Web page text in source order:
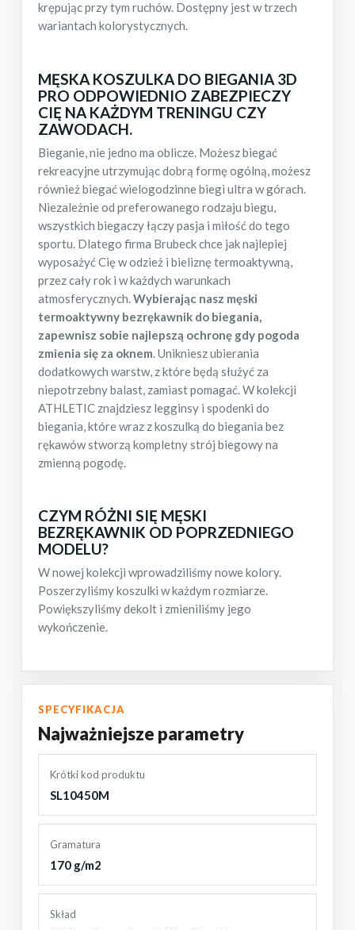
krępując przy tym ruchów. Dostępny jest w trzech
wariantach kolorystycznych.
MĘSKA KOSZULKA DO BIEGANIA3D
PRO ODPOWIEDNIO ZABEZPIECZY
CIĘ NA KAŻDYM TRENINGU CZY
ZAWODACH.
Bieganie, nie jedno ma oblicze. Możesz biegać
rekreacyjne utrzymując dobrą formę ogólną, możesz
również biegać wielogodzinne biegi ultra w górach.
Niezależnie od preferowanego rodzaju biegu,
wszystkich biegaczy łączy pasja i miłość do tego
sportu. Dlatego firma Brubeck chce jak najlepiej
wyposażyć Cię w odzież i bieliznę termoaktywną,
przez cały rok i w każdych warunkach
atmosferycznych.Wybierając nasz męski
termoaktywny bezrękawnik do biegania,
zapewnisz sobie najlepszą ochronę gdy pogoda
zmienia się za oknem. Unikniesz ubierania
dodatkowych warstw, z które będą służyć za
niepotrzebny balast, zamiast pomagać. W kolekcji
ATHLETIC znajdziesz legginsy i spodenki do
biegania, które wraz z koszulką do biegania bez
rękawów stworzą kompletny strój biegowy na
zmienną pogodę.
CZYM RÓŻNI SIĘ MĘSKI
BEZRĘKAWNIK OD POPRZEDNIEGO
MODELU?
W nowej kolekcji wprowadziliśmy nowe kolory.
Poszerzyliśmy koszulki w każdym rozmiarze.
Powiększyliśmy dekolt i zmieniliśmy jego
wykończenie.
SPECYFIKACJA
Najważniejsze parametry
Krótki kod produktu
SL10450M
Gramatura
170 g/m2
Skład